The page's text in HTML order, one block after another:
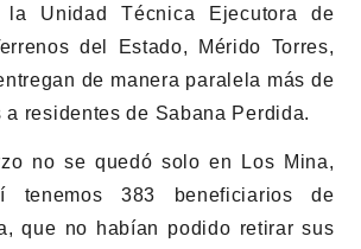
Unidad Técnica Ejecutora de
del Estado, Mérido Torres,
de manera paralela más de
residentes de Sabana Perdida.
no se quedó solo en Los Mina,
tenemos 383 beneficiarios de
que no habían podido retirar sus